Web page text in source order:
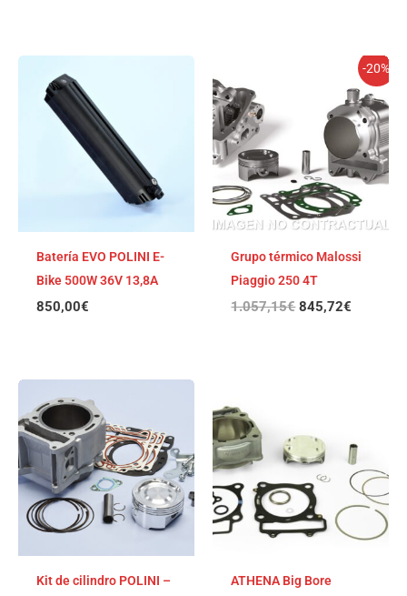
Batería EVO POLINI E-
Bike 500W 36V 13,8A
850,00€
-20%
Grupo térmico Malossi
Piaggio 250 4T
1.057,15€
1.057,15€.
845,72€
El
precio
actual
es:
845,72€.
Kit de cilindro POLINI –
ATHENA Big Bore